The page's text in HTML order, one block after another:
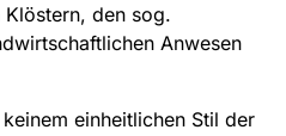
den sog.
Anwesen
einheitlichen Stil der